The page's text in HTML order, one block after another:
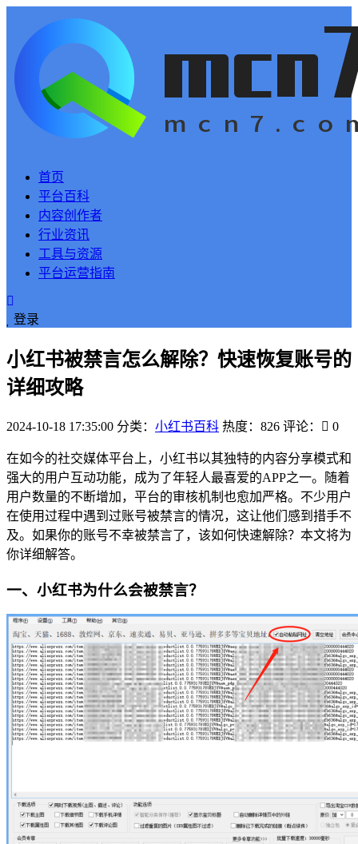
首页
平台百科
内容创作者
行业资讯
工具与资源
平台运营指南
登录
小红书被禁言怎么解除？快速恢复账号的
详细攻略
2024-10-18 17:35:00 分类： 小红书百科 热度：826 评论： 0
在如今的社交媒体平台上，小红书以其独特的内容分享模式和
强大的用户互动功能，成为了年轻人最喜爱的APP之一。随着
用户数量的不断增加，平台的审核机制也愈加严格。不少用户
在使用过程中遇到过账号被禁言的情况，这让他们感到措手不
及。如果你的账号不幸被禁言了，该如何快速解除？本文将为
你详细解答。
一、小红书为什么会被禁言？